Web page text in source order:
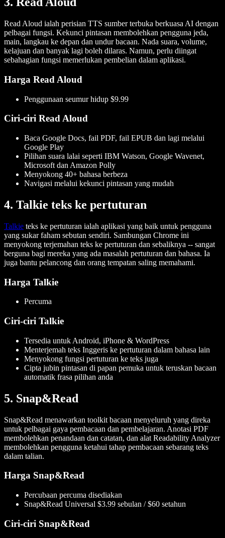
Read Aloud ialah perisian TTS sumber terbuka berkuasa AI dengan
pelbagai fungsi. Kekunci pintasan membolehkan pengguna jeda,
main, langkau ke depan dan undur bacaan. Nada suara, volume,
kelajuan dan banyak lagi boleh dilaras. Namun, perlu diingat
sebahagian fungsi memerlukan pembelian dalam aplikasi.
Harga Read Aloud
Penggunaan seumur hidup $9.99
Ciri-ciri Read Aloud
Baca Google Docs, fail PDF, fail EPUB dan lagi melalui
Google Play
Pilihan suara lalai seperti IBM Watson, Google Wavenet,
Microsoft dan Amazon Polly
Menyokong 40+ bahasa berbeza
Navigasi melalui kekunci pintasan yang mudah
4. Talkie teks ke pertuturan
Talkie teks ke pertuturan ialah aplikasi yang baik untuk pengguna
yang sukar faham sebutan sendiri. Sambungan Chrome ini
menyokong terjemahan teks ke pertuturan dan sebaliknya -- sangat
berguna bagi mereka yang ada masalah pertuturan dan bahasa. Ia
juga bantu pelancong dan orang tempatan saling memahami.
Harga Talkie
Percuma
Ciri-ciri Talkie
Tersedia untuk Android, iPhone & WordPress
Menterjemah teks Inggeris ke pertuturan dalam bahasa lain
Menyokong fungsi pertuturan ke teks juga
Cipta jubin pintasan di papan pemuka untuk teruskan bacaan
automatik frasa pilihan anda
5. Snap&Read
Snap&Read menawarkan toolkit bacaan menyeluruh yang direka
untuk pelbagai gaya pembacaan dan pembelajaran. Anotasi PDF
membolehkan penandaan dan catatan, dan alat Readability Analyzer
membolehkan pengguna ketahui tahap pembacaan sebarang teks
dalam talian.
Harga Snap&Read
Percubaan percuma disediakan
Snap&Read Universal $3.99 sebulan / $60 setahun
Ciri-ciri Snap&Read